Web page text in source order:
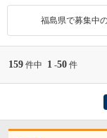
福島県で募集中
159 件中 1 -50 件